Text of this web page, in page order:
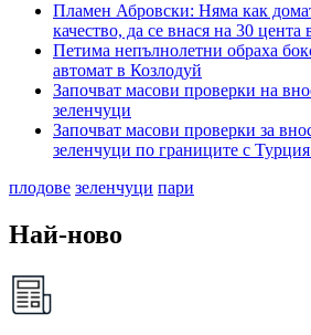
Пламен Абровски: Няма как
качество, да се внася на 30 цента
Петима непълнолетни обраха
автомат в Козлодуй
Започват масови проверки на
зеленчуци
Започват масови проверки за
зеленчуци по границите с
плодове зеленчуци пари
Най-ново